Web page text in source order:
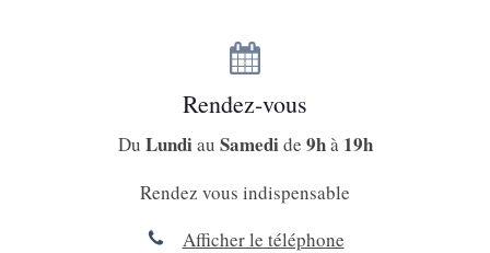
Rendez-vous
Du Lundiau Samedide 9hà 19h
Rendez vous indispensable
Afficher le téléphone